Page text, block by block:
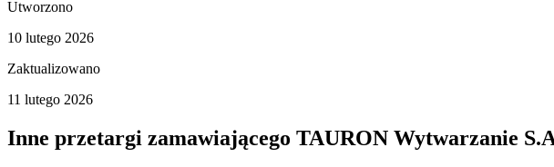
Utworzono
10 lutego 2026
Zaktualizowano
11 lutego 2026
Inne przetargi zamawiającego TAURON Wytwarzanie